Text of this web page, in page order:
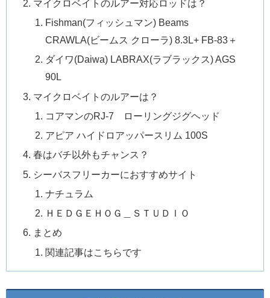
マイクロベイトのルアー対応ロッドは？
Fishman(フィッシュマン) Beams
CRAWLA(ビームス クローラ) 8.3L+ FB-83＋
ダイワ(Daiwa) LABRAX(ラブラックス) AGS
90L
マイクロベイトのルアーは？
コアマンのRJ-7 ローリングジグヘッド
アピア ハイドロアッパースリム 100S
春はバチ以外もチャンス？
シーバスフリーカーにおすすめサイト
ナチュラム
ＨＥＤＧＥＨＯＧ＿ＳＴＵＤＩＯ
まとめ
関連記事はこちらです